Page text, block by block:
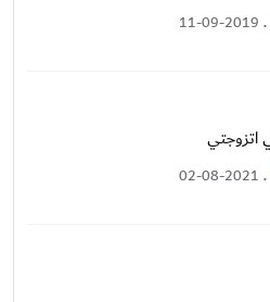
.
11-09-2019
.
02-08-2021